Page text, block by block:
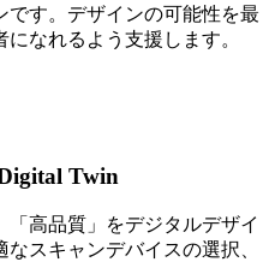
です。デザインの可能性を最
なれるよう支援します。
Twin
「高品質」をデジタルデザイ
スキャンデバイスの選択、